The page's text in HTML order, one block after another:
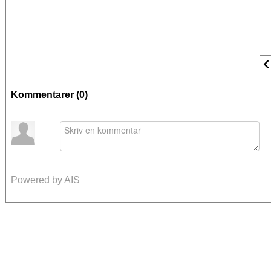
Kommentarer (0)
Powered by AIS